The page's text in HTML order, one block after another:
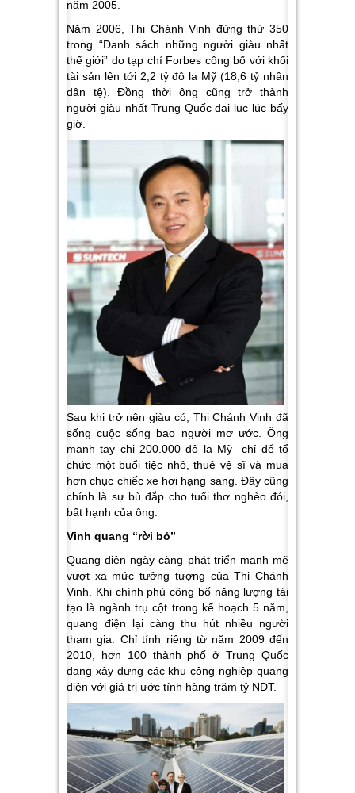
năm 2005.
Năm 2006, Thi Chánh Vinh đứng thứ 350
trong “Danh sách những người giàu nhất
thế giới” do tạp chí Forbes công bố với khối
tài sản lên tới 2,2 tỷ đô la Mỹ (18,6 tỷ nhân
dân tệ). Đồng thời ông cũng trở thành
người giàu nhất Trung Quốc đại lục lúc bấy
giờ.
Sau khi trở nên giàu có, Thi Chánh Vinh đã
sống cuộc sống bao người mơ ước. Ông
mạnh tay chi 200.000 đô la Mỹ chỉ để tổ
chức một buổi tiệc nhỏ, thuê vệ sĩ và mua
hơn chục chiếc xe hơi hạng sang. Đây cũng
chính là sự bù đắp cho tuổi thơ nghèo đói,
bất hạnh của ông.
Vinh quang “rời bỏ”
Quang điện ngày càng phát triển mạnh mẽ
vượt xa mức tưởng tượng của Thi Chánh
Vinh. Khi chính phủ công bố năng lượng tái
tạo là ngành trụ cột trong kế hoạch 5 năm,
quang điện lại càng thu hút nhiều người
tham gia. Chỉ tính riêng từ năm 2009 đến
2010, hơn 100 thành phố ở Trung Quốc
đang xây dựng các khu công nghiệp quang
điện với giá trị ước tính hàng trăm tỷ NDT.